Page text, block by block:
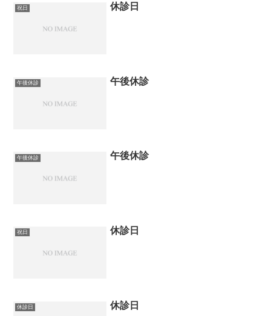
祝日 休診日
午後休診 午後休診
午後休診 午後休診
祝日 休診日
休診日 休診日